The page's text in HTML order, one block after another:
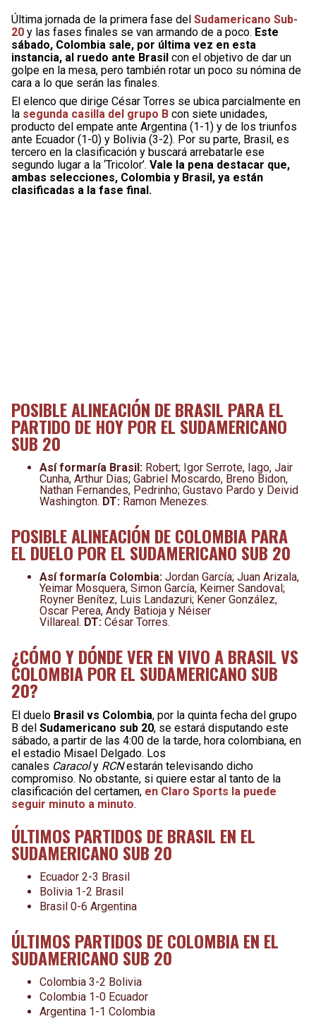
Última jornada de la primera fase del Sudamericano Sub-
20 y las fases finales se van armando de a poco. Este
sábado, Colombia sale, por última vez en esta
instancia, al ruedo ante Brasil con el objetivo de dar un
golpe en la mesa, pero también rotar un poco su nómina de
cara a lo que serán las finales.
El elenco que dirige César Torres se ubica parcialmente en
la segunda casilla del grupo B con siete unidades,
producto del empate ante Argentina (1-1) y de los triunfos
ante Ecuador (1-0) y Bolivia (3-2). Por su parte, Brasil, es
tercero en la clasificación y buscará arrebatarle ese
segundo lugar a la ‘Tricolor’. Vale la pena destacar que,
ambas selecciones, Colombia y Brasil, ya están
clasificadas a la fase final.
POSIBLE ALINEACIÓN DE BRASIL PARA EL
PARTIDO DE HOY POR EL SUDAMERICANO
SUB 20
Así formaría Brasil: Robert; Igor Serrote, Iago, Jair
Cunha, Arthur Dias; Gabriel Moscardo, Breno Bidon,
Nathan Fernandes, Pedrinho; Gustavo Pardo y Deivid
Washington. DT: Ramon Menezes.
POSIBLE ALINEACIÓN DE COLOMBIA PARA
EL DUELO POR EL SUDAMERICANO SUB 20
Así formaría Colombia: Jordan García; Juan Arizala,
Yeimar Mosquera, Simon García, Keimer Sandoval;
Royner Benítez, Luis Landazuri; Kener González,
Oscar Perea, Andy Batioja y Néiser
Villareal. DT: César Torres.
¿CÓMO Y DÓNDE VER EN VIVO A BRASIL VS
COLOMBIA POR EL SUDAMERICANO SUB
20?
El duelo Brasil vs Colombia, por la quinta fecha del grupo
B del Sudamericano sub 20, se estará disputando este
sábado, a partir de las 4:00 de la tarde, hora colombiana, en
el estadio Misael Delgado. Los
canales Caracoly RCNestarán televisando dicho
compromiso. No obstante, si quiere estar al tanto de la
clasificación del certamen, en Claro Sports la puede
seguir minuto a minuto.
ÚLTIMOS PARTIDOS DE BRASIL EN EL
SUDAMERICANO SUB 20
Ecuador 2-3 Brasil
Bolivia 1-2 Brasil
Brasil 0-6 Argentina
ÚLTIMOS PARTIDOS DE COLOMBIA EN EL
SUDAMERICANO SUB 20
Colombia 3-2 Bolivia
Colombia 1-0 Ecuador
Argentina 1-1 Colombia